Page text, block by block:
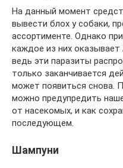
На данный момент
вывести блох у собаки,
ассортименте. Однако
каждое из них
ведь эти паразиты
только заканчивается
может появиться снова.
можно предупредить
от насекомых, и как
последующем.
Шампуни